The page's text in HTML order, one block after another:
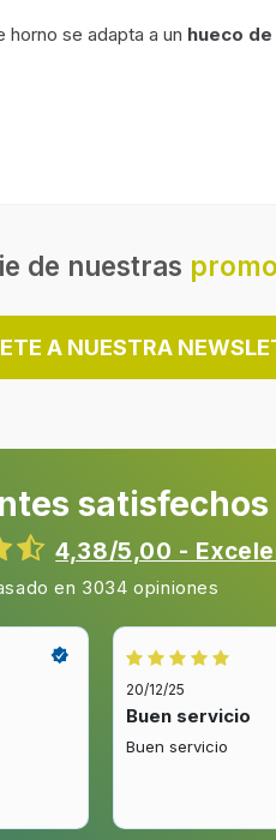
horno se adapta a un hueco
de nuestras
A NUESTRA
satisfechos
4,38/5,00 -
en 3034 opiniones
20/12/25
Buen servicio
Buen servicio